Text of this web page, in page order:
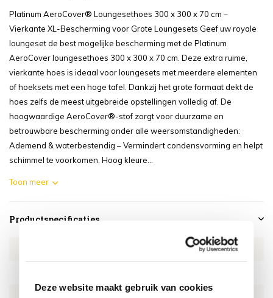
Deze website maakt gebruik van cookies
Platinum AeroCover® Loungesethoes 300 x 300 x 70 cm –
Vierkante XL-Bescherming voor Grote Loungesets Geef uw royale
loungeset de best mogelijke bescherming met de Platinum
AeroCover loungesethoes 300 x 300 x 70 cm. Deze extra ruime,
vierkante hoes is ideaal voor loungesets met meerdere elementen
of hoeksets met een hoge tafel. Dankzij het grote formaat dekt de
hoes zelfs de meest uitgebreide opstellingen volledig af. De
hoogwaardige AeroCover®-stof zorgt voor duurzame en
betrouwbare bescherming onder alle weersomstandigheden:
Ademend & waterbestendig – Vermindert condensvorming en helpt
schimmel te voorkomen. Hoog kleure...
Toon meer
Productspecificaties